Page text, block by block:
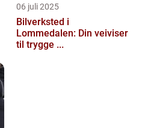
06 juli 2025
Bilverksted i
Lommedalen: Din veiviser
til trygge ...